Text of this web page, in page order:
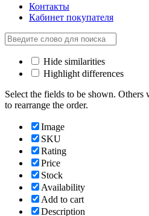
Контакты
Кабинет покупателя
Hide similarities
Highlight differences
Select the fields to be shown.
to rearrange the order.
Image
SKU
Rating
Price
Stock
Availability
Add to cart
Description